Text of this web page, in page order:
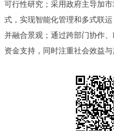
市领导 机构
政策兑现 政策
法人
可行性研究；采用政府主导加
式，实现智能化管理和多式联
并融合景观；通过跨部门协作
资金支持，同时注重社会效益与